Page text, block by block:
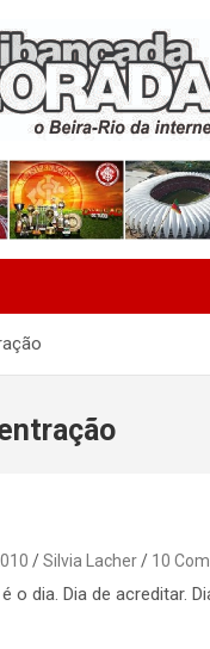
Silvia Lacher 10
o dia. Dia de acreditar.